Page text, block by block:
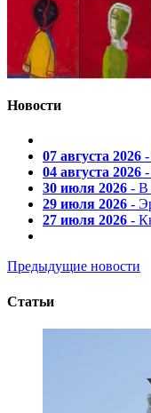
Новости
07 августа 2026
04 августа 2026
30 июля 2026 - В
29 июля 2026 -
27 июля 2026 -
Предыдущие новости
Статьи